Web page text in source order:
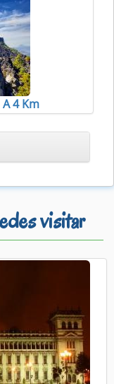
4 Km
visitar